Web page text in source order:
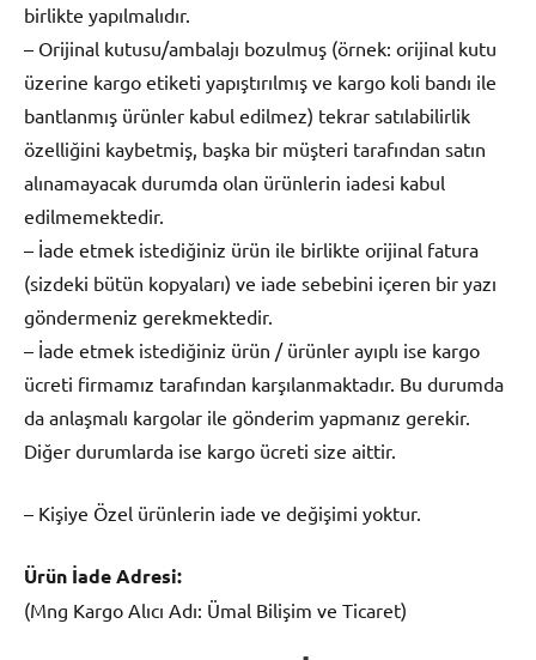
birlikte yapılmalıdır.
– Orijinal kutusu/ambalajı bozulmuş (örnek: orijinal kutu
üzerine kargo etiketi yapıştırılmış ve kargo koli bandı ile
bantlanmış ürünler kabul edilmez) tekrar satılabilirlik
özelliğini kaybetmiş, başka bir müşteri tarafından satın
alınamayacak durumda olan ürünlerin iadesi kabul
edilmemektedir.
– İade etmek istediğiniz ürün ile birlikte orijinal fatura
(sizdeki bütün kopyaları) ve iade sebebini içeren bir yazı
göndermeniz gerekmektedir.
– İade etmek istediğiniz ürün / ürünler ayıplı ise kargo
ücreti firmamız tarafından karşılanmaktadır. Bu durumda
da anlaşmalı kargolar ile gönderim yapmanız gerekir.
Diğer durumlarda ise kargo ücreti size aittir.
– Kişiye Özel ürünlerin iade ve değişimi yoktur.
Ürün İade Adresi:
(Mng Kargo Alıcı Adı: Ümal Bilişim ve Ticaret)